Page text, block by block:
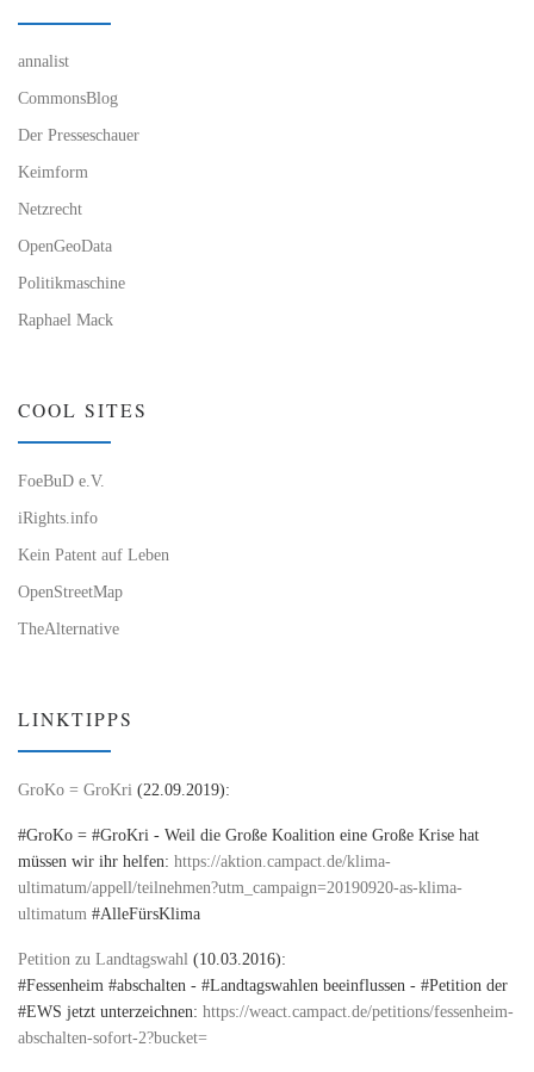
annalist
CommonsBlog
Der Presseschauer
Keimform
Netzrecht
OpenGeoData
Politikmaschine
Raphael Mack
COOL SITES
FoeBuD e.V.
iRights.info
Kein Patent auf Leben
OpenStreetMap
TheAlternative
LINKTIPPS
GroKo = GroKri (22.09.2019):
#GroKo = #GroKri - Weil die Große Koalition eine Große Krise hat
müssen wir ihr helfen: https://aktion.campact.de/klima-
ultimatum/appell/teilnehmen?utm_campaign=20190920-as-klima-
ultimatum #AlleFürsKlima
Petition zu Landtagswahl (10.03.2016):
#Fessenheim #abschalten - #Landtagswahlen beeinflussen - #Petition der
#EWS jetzt unterzeichnen: https://weact.campact.de/petitions/fessenheim-
abschalten-sofort-2?bucket=